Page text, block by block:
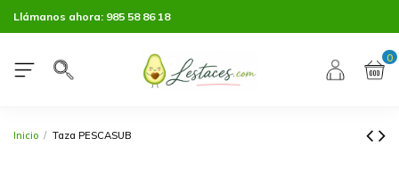
Llámanos ahora: 985 58 86 18
0
Inicio Taza PESCASUB